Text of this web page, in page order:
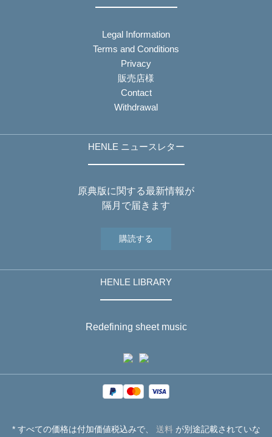
Legal Information
Terms and Conditions
Privacy
販売店様
Contact
Withdrawal
HENLE ニュースレター
原典版に関する最新情報が
隔月で届きます
購読する
HENLE LIBRARY
Redefining sheet music
* すべての価格は付加価値税込みで、 送料が別途記載されていな